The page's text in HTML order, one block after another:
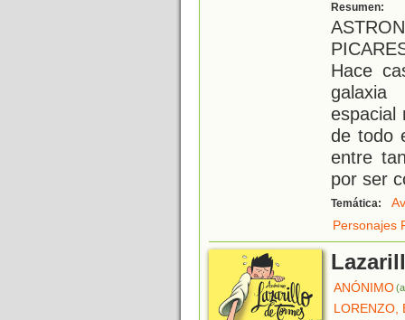
Resumen:
Hace
espacial
de todo
entre
por ser
Temática:
Personajes
ANÓNIMO
LORENZO,